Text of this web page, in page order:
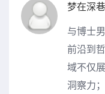
梦在深巷
与博士
前沿到
域不仅
洞察力